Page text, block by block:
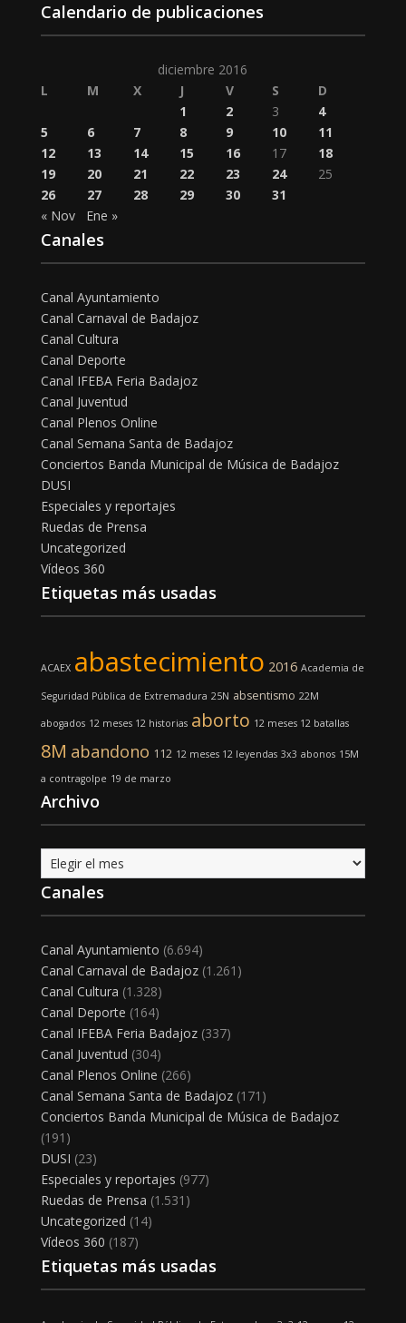
Calendario de publicaciones
diciembre 2016
L
M X J V S
D
1
2 3
4
5
6 7 8 9 10
11
12
13 14 15 16 17
18
19
20 21 22 23 24
25
26
27 28 29 30
31
« Nov
Ene »
Canales
Canal Ayuntamiento
Canal Carnaval de Badajoz
Canal Cultura
Canal Deporte
Canal IFEBA Feria Badajoz
Canal Juventud
Canal Plenos Online
Canal Semana Santa de Badajoz
Conciertos Banda Municipal de Música de Badajoz
DUSI
Especiales y reportajes
Ruedas de Prensa
Uncategorized
Vídeos 360
Etiquetas más usadas
ACAEX abastecimiento 2016 Academia de
Seguridad Pública de Extremadura 25N absentismo 22M
abogados 12 meses 12 historias aborto 12 meses 12 batallas
8M abandono 112 12 meses 12 leyendas 3x3 abonos 15M
a contragolpe 19 de marzo
Archivo
Archivo
Canales
Canal Ayuntamiento (6.694)
Canal Carnaval de Badajoz(1.261)
Canal Cultura (1.328)
Canal Deporte (164)
Canal IFEBA Feria Badajoz(337)
Canal Juventud (304)
Canal Plenos Online (266)
Canal Semana Santa de Badajoz(171)
Conciertos Banda Municipal de Música de Badajoz
(191)
DUSI (23)
Especiales y reportajes (977)
Ruedas de Prensa (1.531)
Uncategorized (14)
Vídeos 360 (187)
Etiquetas más usadas